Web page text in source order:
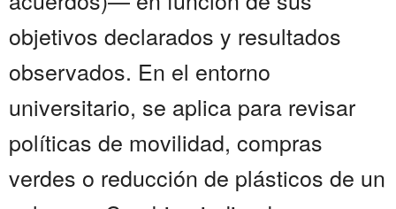
objetivos declarados y resultados
observados. En el entorno
universitario, se aplica para revisar
políticas de movilidad, compras
verdes o reducción de plásticos de un